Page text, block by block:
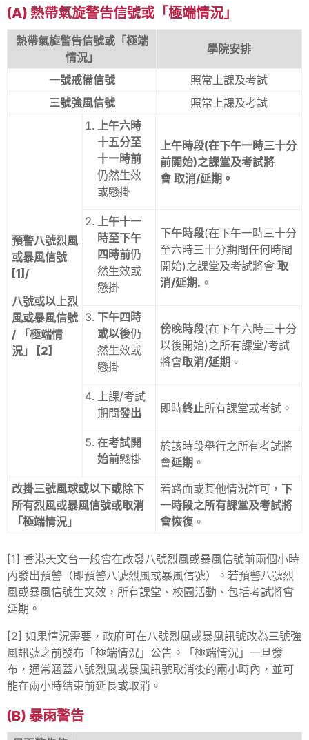
(a) 熱帶氣旋警告信號或「極端情況」
熱帶氣旋警告信號或「極端
情況」
學院安排
一號戒備信號
照常上課及考試
三號強風信號
照常上課及考試
預警八號烈風
或暴風信號
[1]/
八號或以上烈
風或暴風信號
/ 「極端情
況」
[2]
上午六時
十五分至
十一時前
仍然生效
或懸掛
上午時段(在下午一時三十分
前開始)之課堂及考試將
會 取消/延期 。
上午十一
時至下午
四時前仍
然生效或
懸掛
下午時段(在下午一時三十分
至六時三十分期間任何時間
開始)之課堂及考試將會 取
消/延期. 。
下午四時
或以後仍
然生效或
懸掛
傍晚時段(在下午六時三十分
以後開始)之所有課堂/考試
將會取消/延期 。
上課/考試
期間發出 即時終止所有課堂或考試。
在考試開
始前懸掛
於該時段舉行之所有考試將
會延期 。
改掛三號風球或以下或除下
所有烈風或暴風信號或取消
「極端情況」
若路面或其他情況許可， 下
一時段之所有課堂及考試將
會恢復 。
[1] 香港天文台一般會在改發八號烈風或暴風信號前兩個小時
內發出預警（即預警八號烈風或暴風信號）。若預警八號烈
風或暴風信號生文效，所有課堂、校園活動、包括考試將會
延期。
[2] 如果情況需要，政府可在八號烈風或暴風訊號改為三號強
風訊號之前發布「極端情況」公告。「極端情況」一旦發
布，通常涵蓋八號烈風或暴風訊號取消後的兩小時內，並可
能在兩小時結束前延長或取消。
(b) 暴雨警告